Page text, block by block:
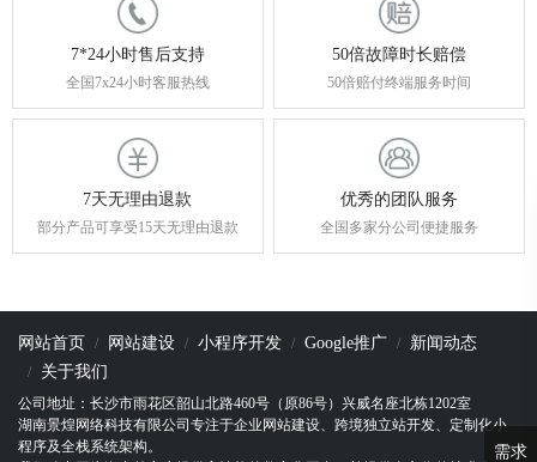
7*24小时售后支持
全国7x24小时客服热线
50倍故障时长赔偿
50倍赔付终端服务时间
7天无理由退款
部分产品可享受15天无理由退款
优秀的团队服务
全国多家分公司便捷服务
网站首页 网站建设 小程序开发 Google推广
新闻动态
关于我们
公司地址：长沙市雨花区韶山北路460号（原86号）兴威名座北栋1202室
湖南景煌网络科技有限公司专注于企业网站建设、跨境独立站开发、定制化小
程序及全栈系统架构。
需求